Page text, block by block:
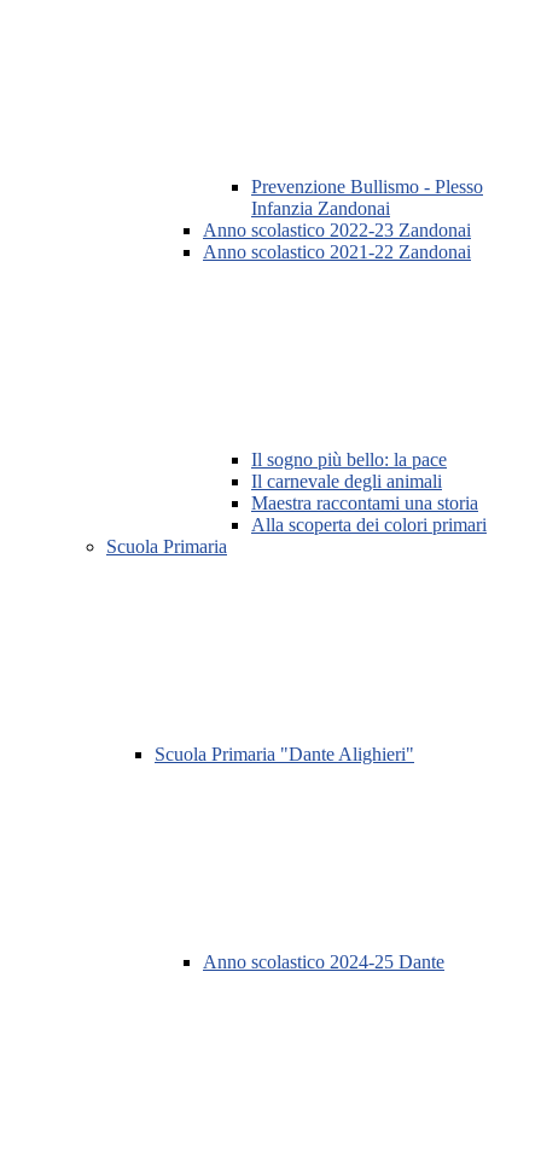
Prevenzione Bullismo - Plesso
Infanzia Zandonai
Anno scolastico 2022-23 Zandonai
Anno scolastico 2021-22 Zandonai
Il sogno più bello: la pace
Il carnevale degli animali
Maestra raccontami una storia
Alla scoperta dei colori primari
Scuola Primaria
Scuola Primaria "Dante Alighieri"
Anno scolastico 2024-25 Dante